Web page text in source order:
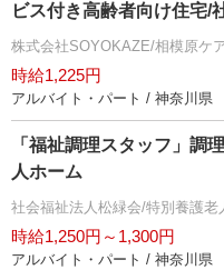
ビス付き高齢者向け住宅/
株式会社SOYOKAZE/相模原ケ
時給1,225円
アルバイト・パート / 神奈川県
「福祉調理スタッフ」調
人ホーム
社会福祉法人松緑会/特別養護
時給1,250円～1,300円
アルバイト・パート / 神奈川県